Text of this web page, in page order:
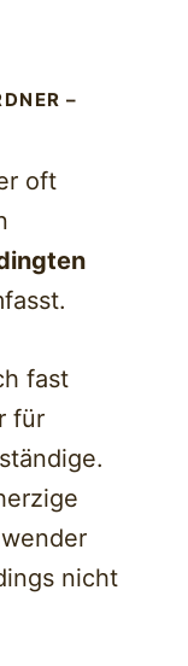
–
oft
fast
für
nicht